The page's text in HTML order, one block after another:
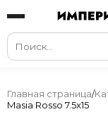
Главная страница/
Masia Rosso 7.5x15